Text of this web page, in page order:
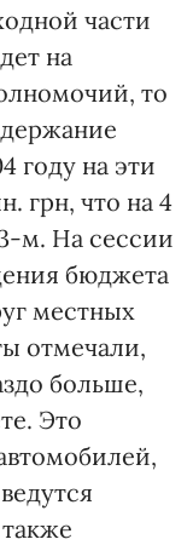
части
на
то
году на эти
грн, что на 4
м. На сессии
бюджета
местных
отмечали,
больше,
Это